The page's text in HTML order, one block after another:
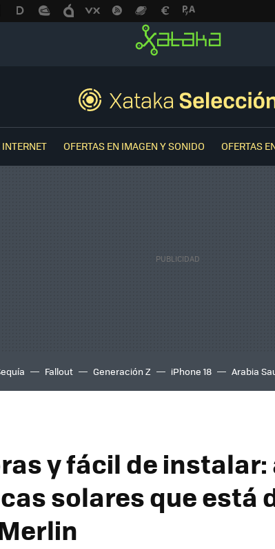
OFERTAS EN IMAGEN Y SONIDO OFERTAS
Fallout Generación Z iPhone 18 Arabia
y fácil de instalar:
solares que está